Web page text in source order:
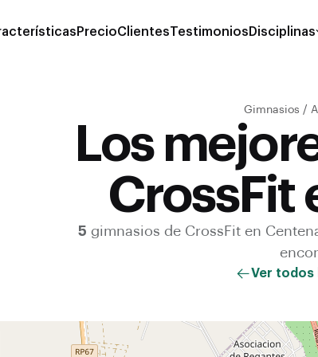
PrecioClientesTestimonios Disciplinas
Gimnasios /
Los
CrossFit
5 gimnasios de CrossFit en
Ver todos